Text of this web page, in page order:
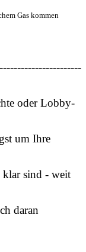
Gas kommen
oder Lobby-
um Ihre
klar sind - weit
daran